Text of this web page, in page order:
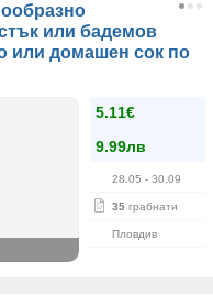
или бадемов
или домашен сок по
5.11€
9.99лв
28.05 - 30.09
35 грабнати
Пловдив